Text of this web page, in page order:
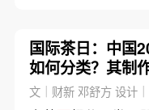
国际茶日：中国
如何分类？其制
鉴方法有何不同
文｜财新 邓舒方 设计